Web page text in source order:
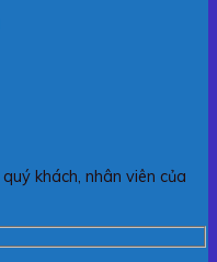
khách, nhân viên của